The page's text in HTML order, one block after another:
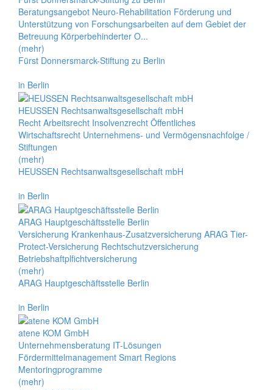
Beratungsangebot Neuro-Rehabilitation Förderung und
Unterstützung von Forschungsarbeiten auf dem Gebiet der
Betreuung Körperbehinderter O...
(mehr)
Fürst Donnersmarck-Stiftung zu Berlin
in Berlin
HEUSSEN Rechtsanwaltsgesellschaft mbH
Recht Arbeitsrecht Insolvenzrecht Öffentliches
Wirtschaftsrecht Unternehmens- und Vermögensnachfolge /
Stiftungen
(mehr)
HEUSSEN Rechtsanwaltsgesellschaft mbH
in Berlin
ARAG Hauptgeschäftsstelle Berlin
Versicherung Krankenhaus-Zusatzversicherung ARAG Tier-
Protect-Versicherung Rechtschutzversicherung
Betriebshaftplfichtversicherung
(mehr)
ARAG Hauptgeschäftsstelle Berlin
in Berlin
atene KOM GmbH
Unternehmensberatung IT-Lösungen
Fördermittelmanagement Smart Regions
Mentoringprogramme
(mehr)